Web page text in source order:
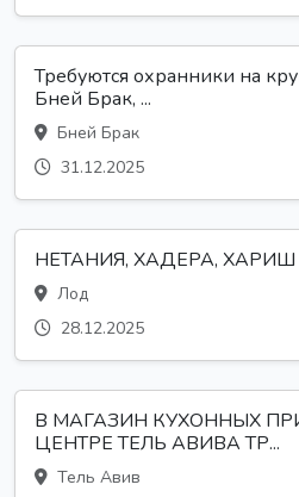
Требуются охранники на
Бней Брак, ...
Бней Брак
31.12.2025
НЕТАНИЯ, ХАДЕРА, ХАРИШ
Лод
28.12.2025
В МАГАЗИН КУХОННЫХ
ЦЕНТРЕ ТЕЛЬ АВИВА ТР...
Тель Авив